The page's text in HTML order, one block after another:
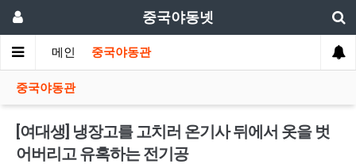
중국야동넷
메인 중국야동관
중국야동관
[여대생] 냉장고를 고치러 온기사 뒤에서 옷을 벗
어버리고 유혹하는 전기공